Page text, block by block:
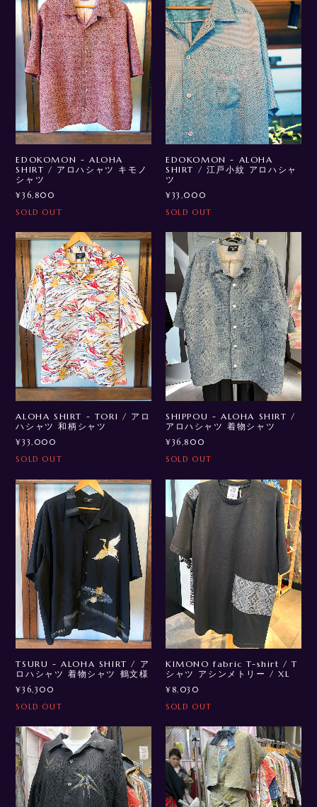
EDOKOMON - ALOHA
SHIRT / アロハシャツ キモノ
シャツ
¥36,800
SOLD OUT
EDOKOMON - ALOHA
SHIRT / 江戸小紋 アロハシャ
ツ
¥33,000
SOLD OUT
ALOHA SHIRT - TORI / アロ
ハシャツ 和柄シャツ
¥33,000
SOLD OUT
SHIPPOU - ALOHA SHIRT /
アロハシャツ 着物シャツ
¥36,800
SOLD OUT
TSURU - ALOHA SHIRT / ア
ロハシャツ 着物シャツ 鶴文様
¥36,300
SOLD OUT
KIMONO fabric T-shirt / T
シャツ アシンメトリー / XL
¥8,030
SOLD OUT